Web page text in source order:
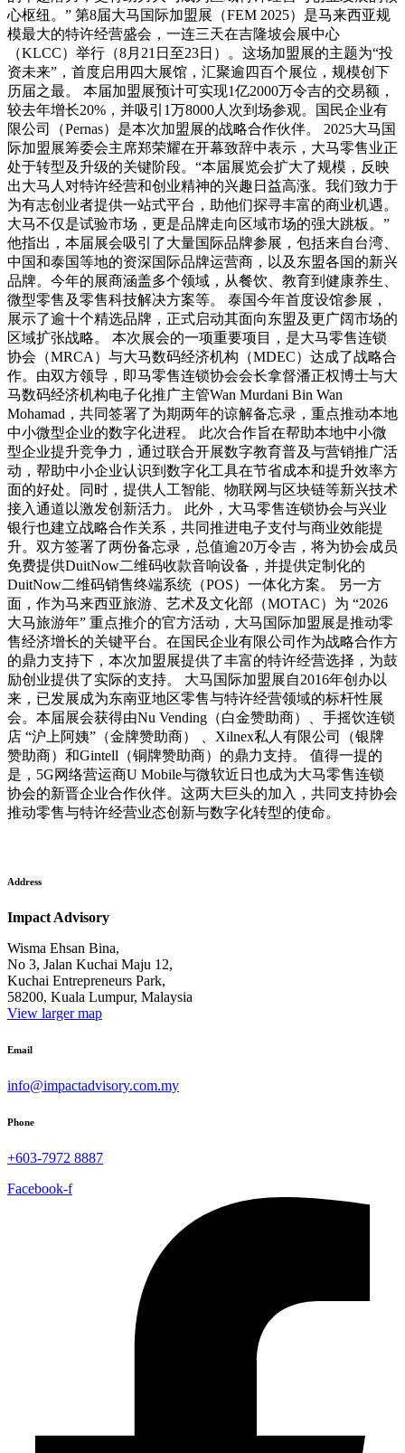
心枢纽。” 第8届大马国际加盟展（FEM 2025）是马来西亚规
模最大的特许经营盛会，一连三天在吉隆坡会展中心
（KLCC）举行（8月21日至23日）。这场加盟展的主题为“投
资未来”，首度启用四大展馆，汇聚逾四百个展位，规模创下
历届之最。 本届加盟展预计可实现1亿2000万令吉的交易额，
较去年增长20%，并吸引1万8000人次到场参观。国民企业有
限公司（Pernas）是本次加盟展的战略合作伙伴。 2025大马国
际加盟展筹委会主席郑荣耀在开幕致辞中表示，大马零售业正
处于转型及升级的关键阶段。“本届展览会扩大了规模，反映
出大马人对特许经营和创业精神的兴趣日益高涨。我们致力于
为有志创业者提供一站式平台，助他们探寻丰富的商业机遇。
大马不仅是试验市场，更是品牌走向区域市场的强大跳板。”
他指出，本届展会吸引了大量国际品牌参展，包括来自台湾、
中国和泰国等地的资深国际品牌运营商，以及东盟各国的新兴
品牌。今年的展商涵盖多个领域，从餐饮、教育到健康养生、
微型零售及零售科技解决方案等。 泰国今年首度设馆参展，
展示了逾十个精选品牌，正式启动其面向东盟及更广阔市场的
区域扩张战略。 本次展会的一项重要项目，是大马零售连锁
协会（MRCA）与大马数码经济机构（MDEC）达成了战略合
作。由双方领导，即马零售连锁协会会长拿督潘正权博士与大
马数码经济机构电子化推广主管Wan Murdani Bin Wan
Mohamad，共同签署了为期两年的谅解备忘录，重点推动本地
中小微型企业的数字化进程。 此次合作旨在帮助本地中小微
型企业提升竞争力，通过联合开展数字教育普及与营销推广活
动，帮助中小企业认识到数字化工具在节省成本和提升效率方
面的好处。同时，提供人工智能、物联网与区块链等新兴技术
接入通道以激发创新活力。 此外，大马零售连锁协会与兴业
银行也建立战略合作关系，共同推进电子支付与商业效能提
升。双方签署了两份备忘录，总值逾20万令吉，将为协会成员
免费提供DuitNow二维码收款音响设备，并提供定制化的
DuitNow二维码销售终端系统（POS）一体化方案。 另一方
面，作为马来西亚旅游、艺术及文化部（MOTAC）为 “2026
大马旅游年” 重点推介的官方活动，大马国际加盟展是推动零
售经济增长的关键平台。在国民企业有限公司作为战略合作方
的鼎力支持下，本次加盟展提供了丰富的特许经营选择，为鼓
励创业提供了实际的支持。 大马国际加盟展自2016年创办以
来，已发展成为东南亚地区零售与特许经营领域的标杆性展
会。本届展会获得由Nu Vending（白金赞助商）、手摇饮连锁
店 “沪上阿姨”（金牌赞助商） 、Xilnex私人有限公司（银牌
赞助商）和Gintell（铜牌赞助商）的鼎力支持。 值得一提的
是，5G网络营运商U Mobile与微软近日也成为大马零售连锁
协会的新晋企业合作伙伴。这两大巨头的加入，共同支持协会
推动零售与特许经营业态创新与数字化转型的使命。
Address
Impact Advisory
Wisma Ehsan Bina,
No 3, Jalan Kuchai Maju 12,
Kuchai Entrepreneurs Park,
58200, Kuala Lumpur, Malaysia
View larger map
Email
info@impactadvisory.com.my
Phone
+603-7972 8887
Facebook-f